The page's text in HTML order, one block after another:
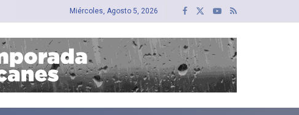
Miércoles, Agosto 5, 2026